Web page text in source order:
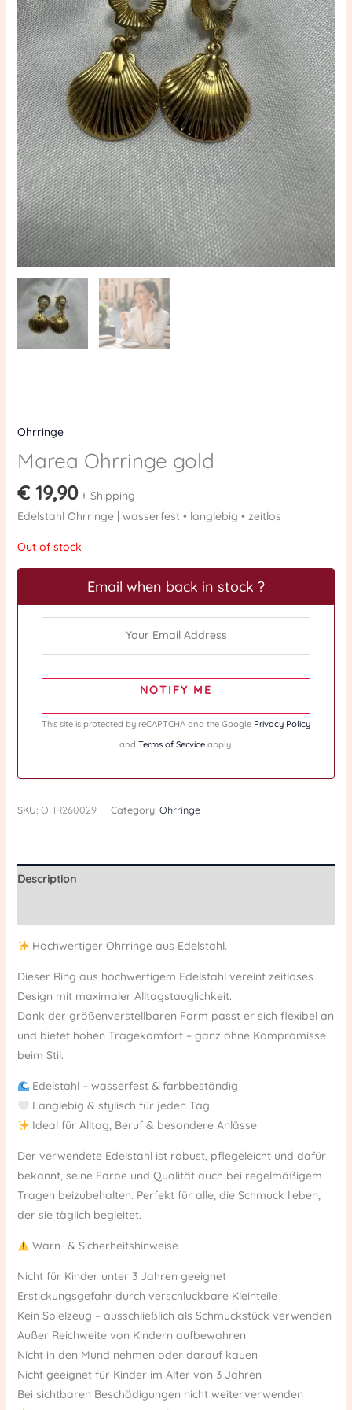
Ohrringe
Marea Ohrringe gold
€19,90 + Shipping
Edelstahl Ohrringe | wasserfest • langlebig • zeitlos
Out of stock
Email when back in stock ?
NOTIFY ME
This site is protected by reCAPTCHA and the Google Privacy Policy
and Terms of Service apply.
SKU: OHR260029 Category: Ohrringe
Description
Hochwertiger Ohrringe aus Edelstahl.
Dieser Ring aus hochwertigem Edelstahl vereint zeitloses
Design mit maximaler Alltagstauglichkeit.
Dank der größenverstellbaren Form passt er sich flexibel an
und bietet hohen Tragekomfort – ganz ohne Kompromisse
beim Stil.
Edelstahl – wasserfest & farbbeständig
Langlebig & stylisch für jeden Tag
Ideal für Alltag, Beruf & besondere Anlässe
Der verwendete Edelstahl ist robust, pflegeleicht und dafür
bekannt, seine Farbe und Qualität auch bei regelmäßigem
Tragen beizubehalten. Perfekt für alle, die Schmuck lieben,
der sie täglich begleitet.
Warn- & Sicherheitshinweise
Nicht für Kinder unter 3 Jahren geeignet
Erstickungsgefahr durch verschluckbare Kleinteile
Kein Spielzeug – ausschließlich als Schmuckstück verwenden
Außer Reichweite von Kindern aufbewahren
Nicht in den Mund nehmen oder darauf kauen
Nicht geeignet für Kinder im Alter von 3 Jahren
Bei sichtbaren Beschädigungen nicht weiterverwenden